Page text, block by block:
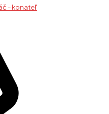
- konateľ